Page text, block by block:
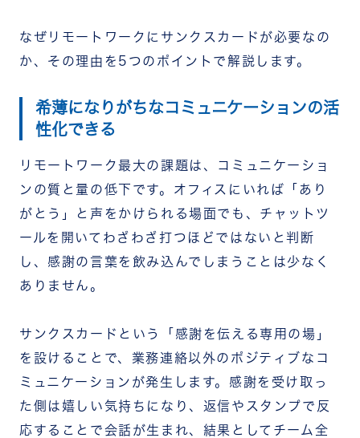
なぜリモートワークにサンクスカードが必要なの
か、その理由を5つのポイントで解説します。
希薄になりがちなコミュニケーションの活
性化できる
リモートワーク最大の課題は、コミュニケーショ
ンの質と量の低下です。オフィスにいれば「あり
がとう」と声をかけられる場面でも、チャットツ
ールを開いてわざわざ打つほどではないと判断
し、感謝の言葉を飲み込んでしまうことは少なく
ありません。
サンクスカードという「感謝を伝える専用の場」
を設けることで、業務連絡以外のポジティブなコ
ミュニケーションが発生します。感謝を受け取っ
た側は嬉しい気持ちになり、返信やスタンプで反
応することで会話が生まれ、結果としてチーム全